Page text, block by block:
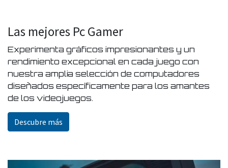
Las mejores Pc Gamer
Experimenta gráficos impresionantes y un
rendimiento excepcional en cada juego con
nuestra amplia selección de computadores
diseñados específicamente para los amantes
de los videojuegos.
Descubre más